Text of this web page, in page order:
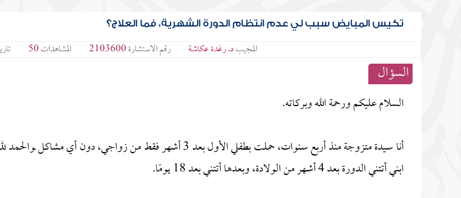
تكيس المبايض سبب لي عدم انتظام الدورة الشهرية، فما العلاج؟
المجيبد. رغدة عكاشة رقم الاستشارة2103600 المشاهدات50
السؤال
السلام عليكم ورحمة الله وبركاته.
أنا سيدة متزوجة منذ أربع سنوات، حملت بطفلي الأول بعد 3 أشهر فقط من زواجي، دون أي
ابني أتتني الدورة بعد 4 أشهر من الولادة، وبعدها أتتني بعد 18 يومًا.